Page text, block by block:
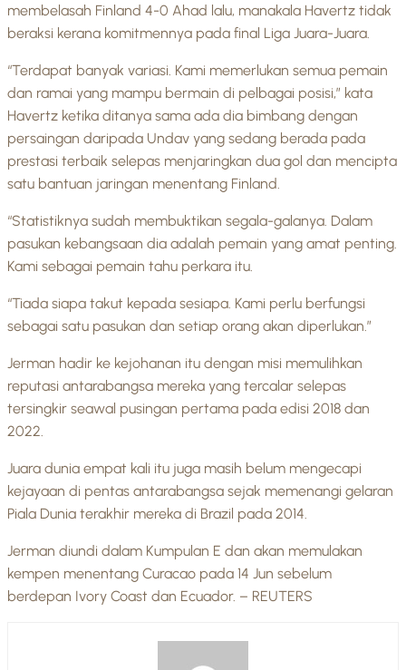
membelasah Finland 4-0 Ahad lalu, manakala Havertz tidak
beraksi kerana komitmennya pada final Liga Juara-Juara.
“Terdapat banyak variasi. Kami memerlukan semua pemain
dan ramai yang mampu bermain di pelbagai posisi,” kata
Havertz ketika ditanya sama ada dia bimbang dengan
persaingan daripada Undav yang sedang berada pada
prestasi terbaik selepas menjaringkan dua gol dan mencipta
satu bantuan jaringan menentang Finland.
“Statistiknya sudah membuktikan segala-galanya. Dalam
pasukan kebangsaan dia adalah pemain yang amat penting.
Kami sebagai pemain tahu perkara itu.
“Tiada siapa takut kepada sesiapa. Kami perlu berfungsi
sebagai satu pasukan dan setiap orang akan diperlukan.”
Jerman hadir ke kejohanan itu dengan misi memulihkan
reputasi antarabangsa mereka yang tercalar selepas
tersingkir seawal pusingan pertama pada edisi 2018 dan
2022.
Juara dunia empat kali itu juga masih belum mengecapi
kejayaan di pentas antarabangsa sejak memenangi gelaran
Piala Dunia terakhir mereka di Brazil pada 2014.
Jerman diundi dalam Kumpulan E dan akan memulakan
kempen menentang Curacao pada 14 Jun sebelum
berdepan Ivory Coast dan Ecuador. – REUTERS